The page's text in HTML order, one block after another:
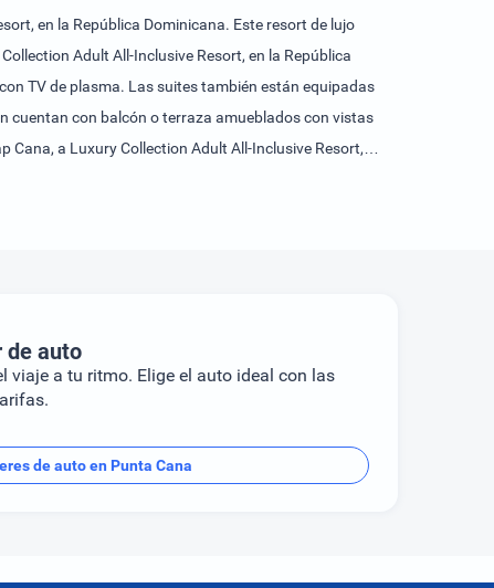
en la República Dominicana. Este resort de lujo
Adult All-Inclusive Resort, en la República
TV de plasma. Las suites también están equipadas
cuentan con balcón o terraza amueblados con vistas
Cana, a Luxury Collection Adult All-Inclusive Resort,
de auto
viaje a tu ritmo. Elige el auto ideal con las
de auto en Punta Cana